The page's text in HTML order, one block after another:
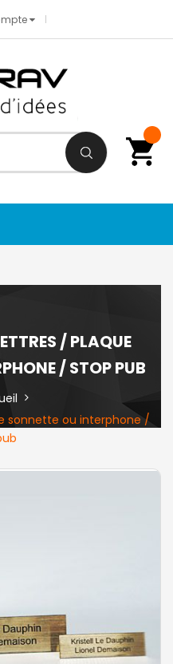
/ PLAQUE
/ STOP PUB
sonnette ou interphone /